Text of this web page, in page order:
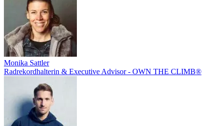
Monika Sattler
Radrekordhalterin & Executive Advisor - OWN THE CLIMB®